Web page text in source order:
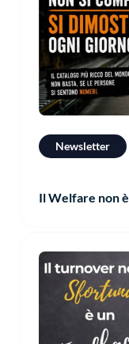
Newsletter
Il Welfare non